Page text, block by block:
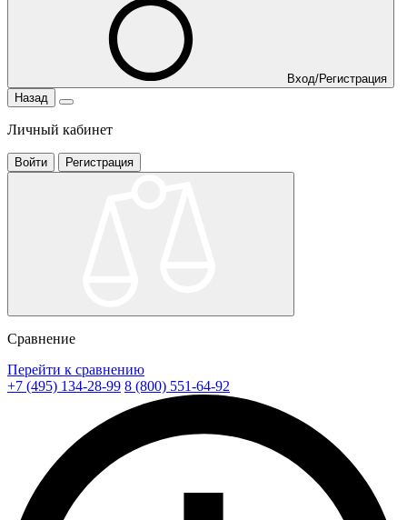
Вход/Регистрация
Назад
Личный кабинет
Войти Регистрация
Сравнение
Перейти к сравнению
+7 (495) 134-28-99 8 (800) 551-64-92